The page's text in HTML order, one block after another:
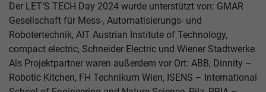
Der LET’S TECH Day 2024 wurde unterstützt von: GMAR
Gesellschaft für Mess-, Automatisierungs- und
Robotertechnik, AIT Austrian Institute of Technology,
compact electric, Schneider Electric und Wiener Stadtwerke.
Als Projektpartner waren außerdem vor Ort: ABB, Dinnity –
Robotic Kitchen, FH Technikum Wien, ISENS – International